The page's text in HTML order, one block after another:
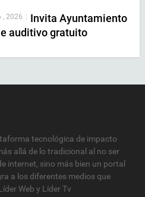
, 2026
Invita Ayuntamiento
auditivo gratuito
tecnológica de impacto
allá de lo tradicional al no ser
internet, sino más bien un portal
a los diferentes medios que
Web y Líder Tv